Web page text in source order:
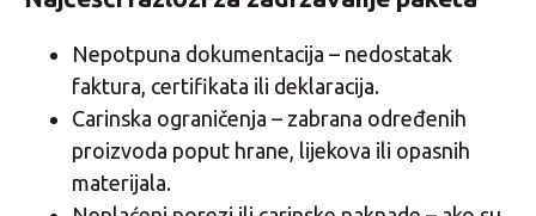
Nepotpuna dokumentacija – nedostatak
faktura, certifikata ili deklaracija.
Carinska ograničenja – zabrana određenih
proizvoda poput hrane, lijekova ili opasnih
materijala.